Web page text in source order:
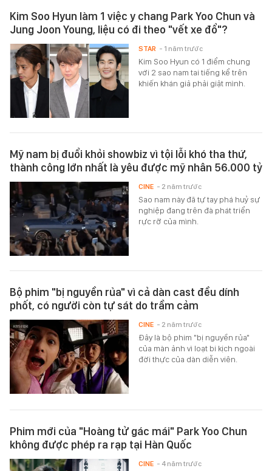
Kim Soo Hyun làm 1 việc y chang Park Yoo Chun và
Jung Joon Young, liệu có đi theo "vết xe đổ"?
Kim Soo Hyun có 1 điểm chung
với 2 sao nam tai tiếng kể trên
khiến khán giả phải giật mình.
STAR - 1 năm trước
Mỹ nam bị đuổi khỏi showbiz vì tội lỗi khó tha thứ,
thành công lớn nhất là yêu được mỹ nhân 56.000 tỷ
Sao nam này đã tự tay phá huỷ sự
nghiệp đang trên đà phát triển
rực rỡ của mình.
CINE - 2 năm trước
Bộ phim "bị nguyền rủa" vì cả dàn cast đều dính
phốt, có người còn tự sát do trầm cảm
Đây là bộ phim "bị nguyền rủa"
của màn ảnh vì loạt bi kịch ngoài
đời thực của dàn diễn viên.
CINE - 2 năm trước
Phim mới của "Hoàng tử gác mái" Park Yoo Chun
không được phép ra rạp tại Hàn Quốc
CINE - 4 năm trước